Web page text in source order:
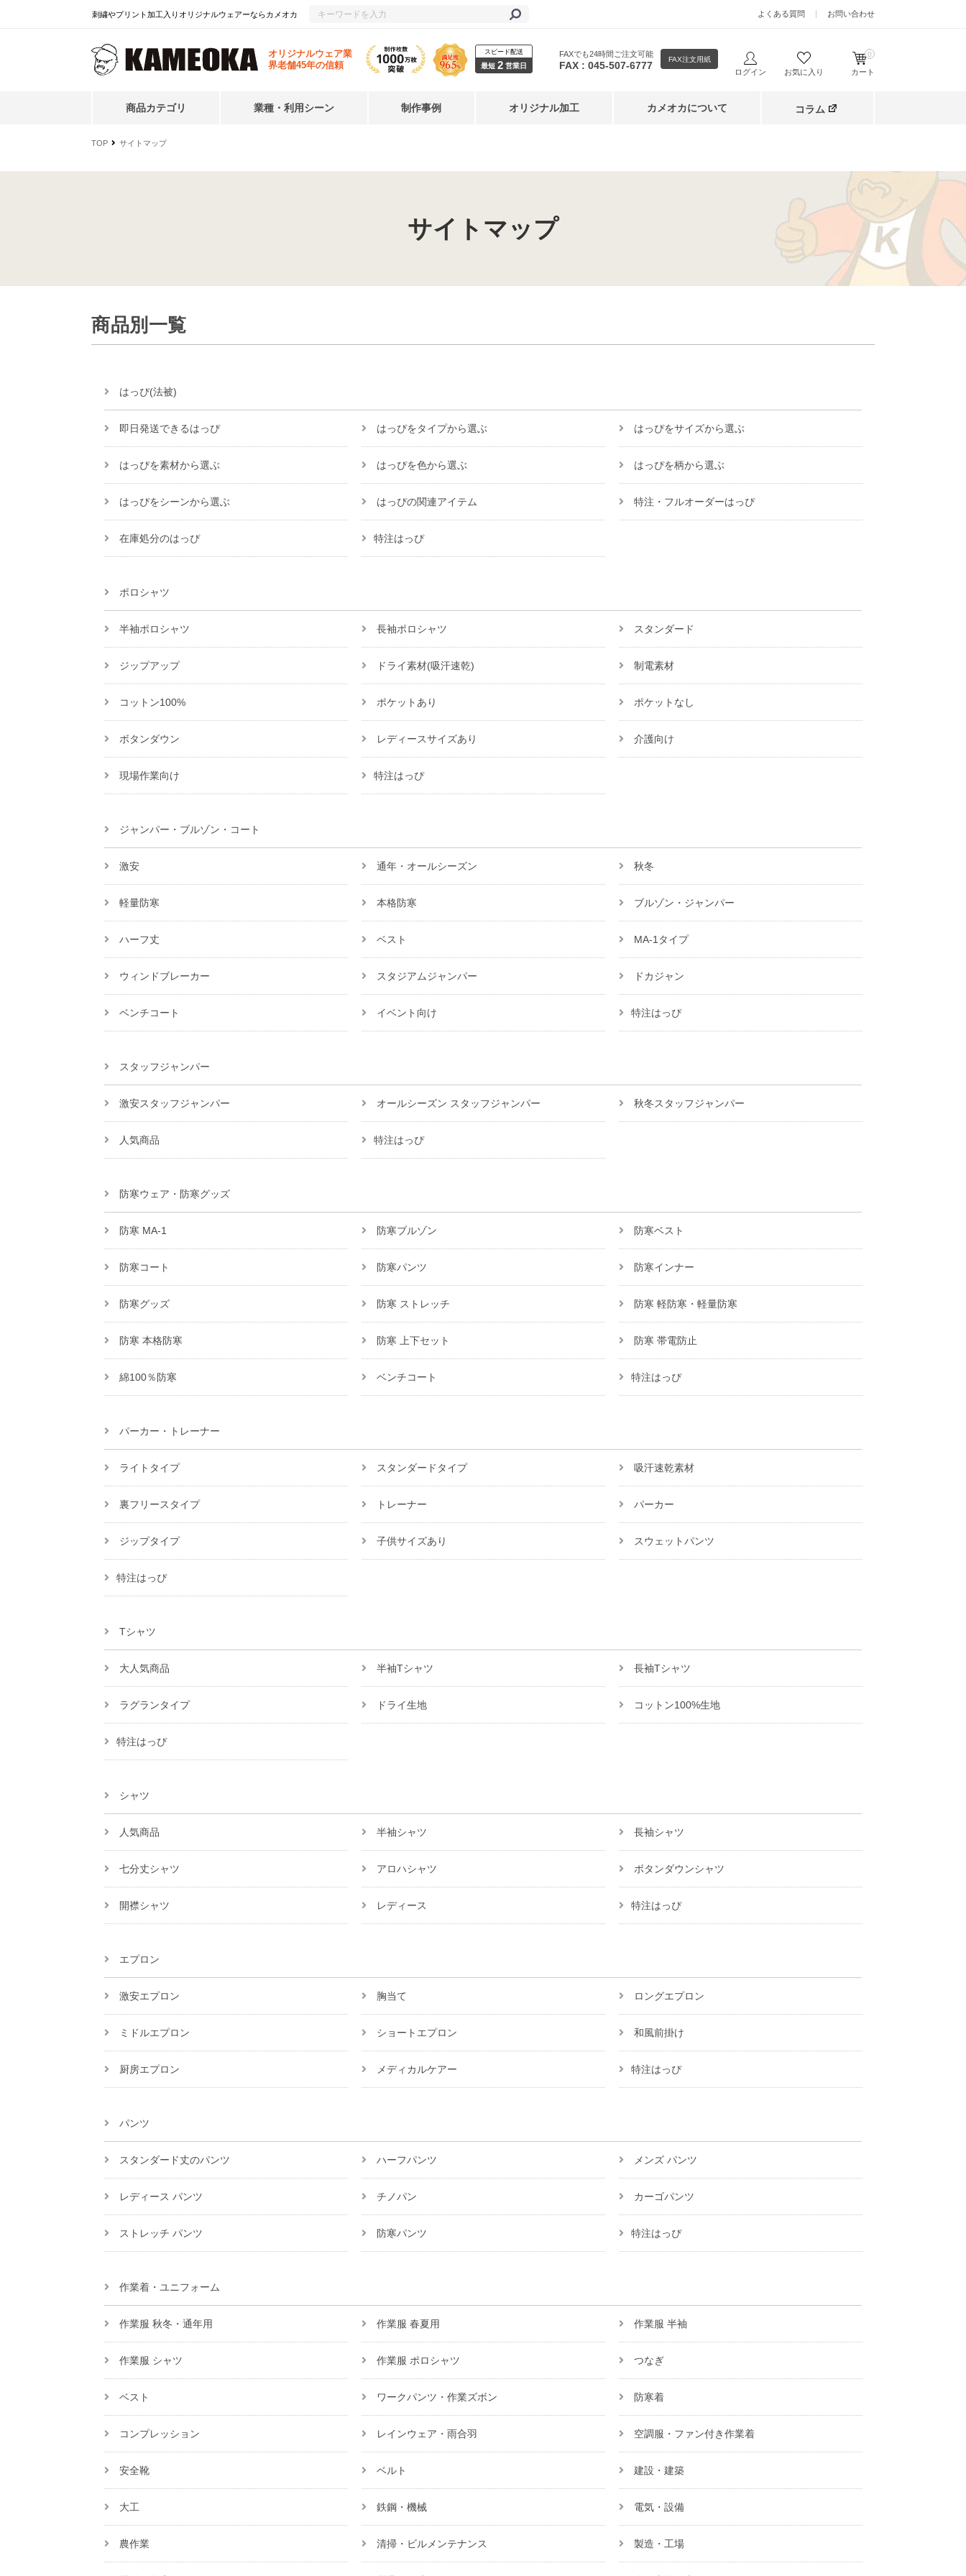
刺繍やプリント加工入りオリジナルウェアーならカメオカ よくある質問 お問い合わせ
オリジナルウェア業
界老舗45年の信頼
スピード配送
最短 2 営業日
FAXでも24時間ご注文可能
FAX : 045-507-6777 FAX注文用紙
ログイン お気に入り カート
0
商品カテゴリ 業種・利用シーン 制作事例 オリジナル加工 カメオカについて コラム
TOP サイトマップ
サイトマップ
商品別一覧
はっぴ(法被)
即日発送できるはっぴ はっぴをタイプから選ぶ はっぴをサイズから選ぶ
はっぴを素材から選ぶ はっぴを色から選ぶ はっぴを柄から選ぶ
はっぴをシーンから選ぶ はっぴの関連アイテム 特注・フルオーダーはっぴ
在庫処分のはっぴ 特注はっぴ
ポロシャツ
半袖ポロシャツ 長袖ポロシャツ スタンダード
ジップアップ ドライ素材(吸汗速乾) 制電素材
コットン100% ポケットあり ポケットなし
ボタンダウン レディースサイズあり 介護向け
現場作業向け 特注はっぴ
ジャンパー・ブルゾン・コート
激安 通年・オールシーズン 秋冬
軽量防寒 本格防寒 ブルゾン・ジャンパー
ハーフ丈 ベスト MA-1タイプ
ウィンドブレーカー スタジアムジャンパー ドカジャン
ベンチコート イベント向け 特注はっぴ
スタッフジャンパー
激安スタッフジャンパー オールシーズン スタッフジャンパー 秋冬スタッフジャンパー
人気商品 特注はっぴ
防寒ウェア・防寒グッズ
防寒 MA-1 防寒ブルゾン 防寒ベスト
防寒コート 防寒パンツ 防寒インナー
防寒グッズ 防寒 ストレッチ 防寒 軽防寒・軽量防寒
防寒 本格防寒 防寒 上下セット 防寒 帯電防止
綿100％防寒 ベンチコート 特注はっぴ
パーカー・トレーナー
ライトタイプ スタンダードタイプ 吸汗速乾素材
裏フリースタイプ トレーナー パーカー
ジップタイプ 子供サイズあり スウェットパンツ
特注はっぴ
Tシャツ
大人気商品 半袖Tシャツ 長袖Tシャツ
ラグランタイプ ドライ生地 コットン100%生地
特注はっぴ
シャツ
人気商品 半袖シャツ 長袖シャツ
七分丈シャツ アロハシャツ ボタンダウンシャツ
開襟シャツ レディース 特注はっぴ
エプロン
激安エプロン 胸当て ロングエプロン
ミドルエプロン ショートエプロン 和風前掛け
厨房エプロン メディカルケアー 特注はっぴ
パンツ
スタンダード丈のパンツ ハーフパンツ メンズ パンツ
レディース パンツ チノパン カーゴパンツ
ストレッチ パンツ 防寒パンツ 特注はっぴ
作業着・ユニフォーム
作業服 秋冬・通年用 作業服 春夏用 作業服 半袖
作業服 シャツ 作業服 ポロシャツ つなぎ
ベスト ワークパンツ・作業ズボン 防寒着
コンプレッション レインウェア・雨合羽 空調服・ファン付き作業着
安全靴 ベルト 建設・建築
大工 鉄鋼・機械 電気・設備
農作業 清掃・ビルメンテナンス 製造・工場